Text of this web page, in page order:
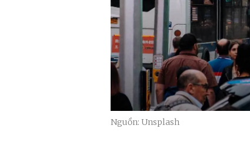
Nguồn: Unsplash